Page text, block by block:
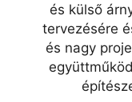
és külső
tervezésére
és nagy